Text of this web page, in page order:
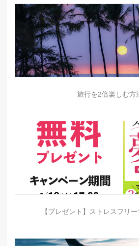
旅行を2倍楽しむ方
【プレゼント】ストレスフリ